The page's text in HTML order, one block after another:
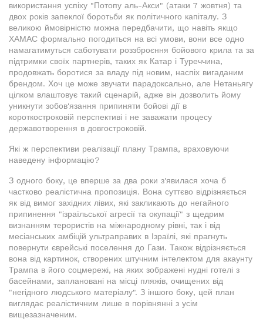
використання успіху "Потопу аль-Акси" (атаки 7 жовтня) та
двох років запеклої боротьби як політичного капіталу. З
великою ймовірністю можна передбачити, що навіть якщо
ХАМАС формально погодиться на всі умови, вони все одно
намагатимуться саботувати роззброєння бойового крила та за
підтримки своїх партнерів, таких як Катар і Туреччина,
продовжать боротися за владу під новим, наспіх вигаданим
брендом. Хоч це може звучати парадоксально, але Нетаньягу
цілком влаштовує такий сценарій, адже він дозволить йому
уникнути зобов'язання припиняти бойові дії в
короткостроковій перспективі і не заважати процесу
державотворення в довгостроковій.
Які ж перспективи реалізації плану Трампа, враховуючи
наведену інформацію?
З одного боку, це вперше за два роки з'явилася хоча б
частково реалістична пропозиція. Вона суттєво відрізняється
як від вимог західних лівих, які закликають до негайного
припинення "ізраїльської агресії та окупації" з щедрим
визнанням терористів на міжнародному рівні, так і від
месіанських амбіцій ультраправих в Ізраїлі, які прагнуть
повернути єврейські поселення до Гази. Також відрізняється
вона від картинок, створених штучним інтелектом для акаунту
Трампа в його соцмережі, на яких зображені нудні готелі з
басейнами, заплановані на місці пляжів, очищених від
"негідного людського матеріалу". З іншого боку, цей план
виглядає реалістичним лише в порівнянні з усім
вищезазначеним.